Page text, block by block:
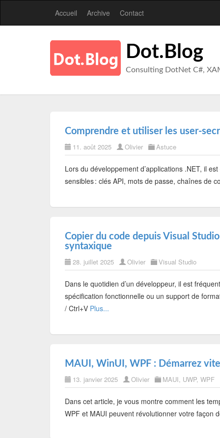
Accueil Archive Contact
Dot.Blog
Consulting DotNet C#,
Comprendre et utiliser les user-
11. août 2025 Olivier Astuce
Lors du développement d’applications .NET, il
sensibles : clés API, mots de passe, chaînes de
Copier du code depuis Visual
syntaxique
28. juillet 2025 Olivier Visual Studio
Dans le quotidien d’un développeur, il est
spécification fonctionnelle ou un support de
/ Ctrl+V Plus...
MAUI, WinUI, WPF : Démarrez
13. janvier 2025 Olivier MAUI, UWP, WPF
Dans cet article, je vous montre comment les
WPF et MAUI peuvent révolutionner votre façon